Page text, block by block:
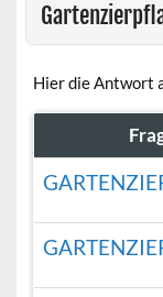
Hier die Antwort